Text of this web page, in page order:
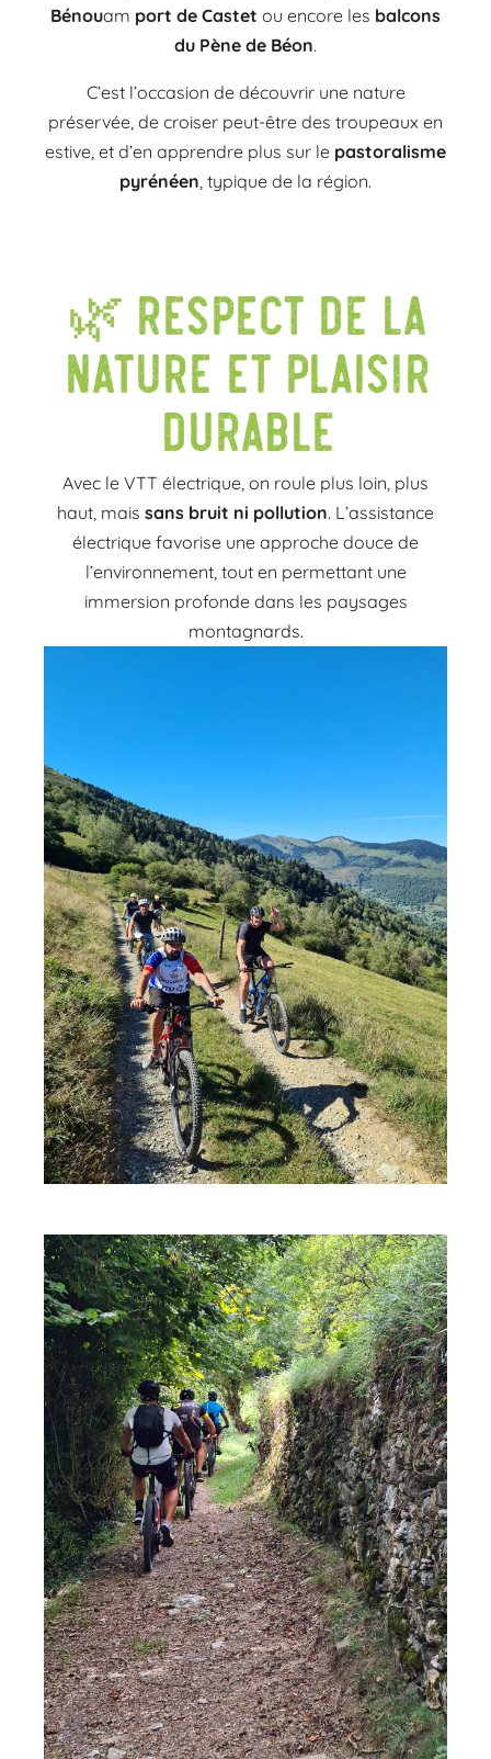
Bénouam port de Castet ou encore les balcons
du Pène de Béon.
C’est l’occasion de découvrir une nature
préservée, de croiser peut-être des troupeaux en
estive, et d’en apprendre plus sur le pastoralisme
pyrénéen , typique de la région.
🌿 Respect de la
nature et plaisir
durable
Avec le VTT électrique, on roule plus loin, plus
haut, mais sans bruit ni pollution. L’assistance
électrique favorise une approche douce de
l’environnement, tout en permettant une
immersion profonde dans les paysages
montagnards.